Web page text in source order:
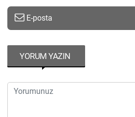
E-posta
YORUM YAZIN